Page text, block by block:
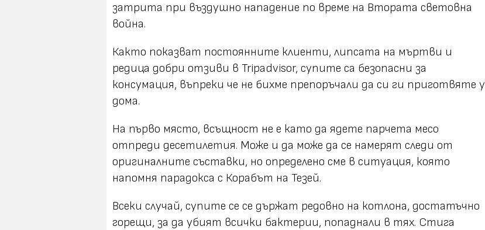
затрита при въздушно нападение по време на Втората световна
война.
Както показват постоянните клиенти, липсата на мъртви и
редица добри отзиви в Tripadvisor, супите са безопасни за
консумация, въпреки че не бихме препоръчали да си ги приготвяте у
дома.
На първо място, всъщност не е като да ядете парчета месо
отпреди десетилетия. Може и да може да се намерят следи от
оригиналните съставки, но определено сме в ситуация, която
напомня парадокса с Корабът на Тезей.
Всеки случай, супите се се държат редовно на котлона, достатъчно
горещи, за да убият всички бактерии, попаднали в тях. Стига